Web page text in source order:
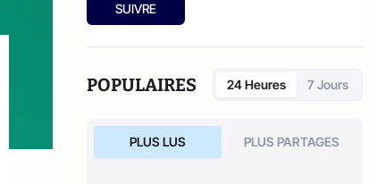
SUIVRE
POPULAIRES 24 Heures 7 Jours
PLUS LUS PLUS PARTAGES